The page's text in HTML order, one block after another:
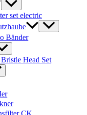
set electric
Bänder
Head Set
CK